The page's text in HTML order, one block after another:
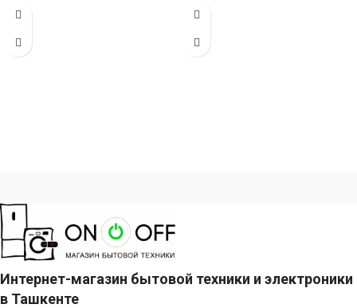
конфорками и поверхностью
стекла (габариты 80 х
Интернет-магазин бытовой техники и электроники
в Ташкенте